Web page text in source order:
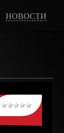
НОВОСТИ